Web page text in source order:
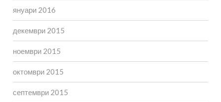
януари 2016
декември 2015
ноември 2015
октомври 2015
септември 2015